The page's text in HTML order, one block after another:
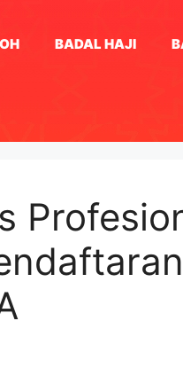
BADAL HAJI